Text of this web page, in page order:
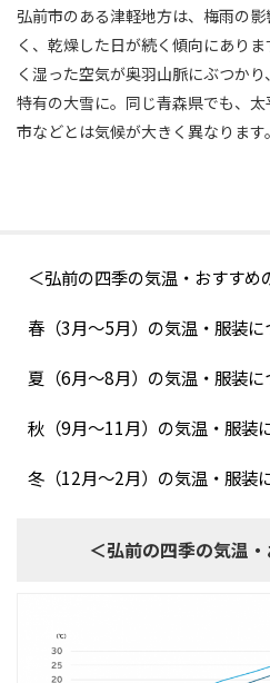
弘前市のある津軽地方は、梅雨の
く、乾燥した日が続く傾向にあり
く湿った空気が奥羽山脈にぶつか
特有の大雪に。同じ青森県でも、
市などとは気候が大きく異なります。
＜弘前の四季の気温・おすすめ
春（3月～5月）の気温・服装に
夏（6月～8月）の気温・服装に
秋（9月～11月）の気温・服装
冬（12月～2月）の気温・服装
＜弘前の四季の気温